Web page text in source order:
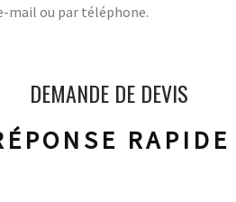
mail ou par téléphone.
DEMANDE DE DEVIS
RAPIDE